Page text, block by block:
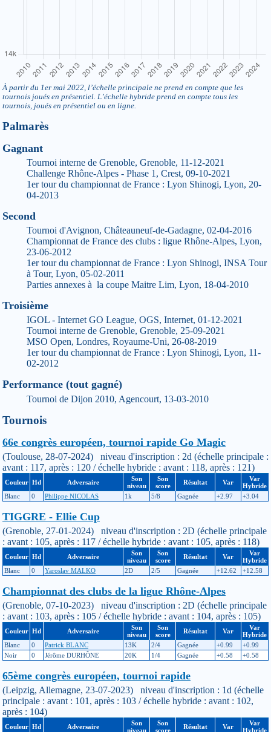
À partir du 1er mai 2022, l’échelle principale ne prend en compte que les
tournois joués en présentiel. L’échelle hybride prend en compte tous les
tournois, joués en présentiel ou en ligne.
Palmarès
Gagnant
Tournoi interne de Grenoble, Grenoble, 11-12-2021
Challenge Rhône-Alpes - Phase 1, Crest, 09-10-2021
1er tour du championnat de France : Lyon Shinogi, Lyon, 20-
04-2013
Second
Tournoi d'Avignon, Châteauneuf-de-Gadagne, 02-04-2016
Championnat de France des clubs : ligue Rhône-Alpes, Lyon,
23-06-2012
1er tour du championnat de France : Lyon Shinogi, INSA Tour
à Tour, Lyon, 05-02-2011
Parties annexes à la coupe Maitre Lim, Lyon, 18-04-2010
Troisième
IGOL - Internet GO League, OGS, Internet, 01-12-2021
Tournoi interne de Grenoble, Grenoble, 25-09-2021
MSO Open, Londres, Royaume-Uni, 26-08-2019
1er tour du championnat de France : Lyon Shinogi, Lyon, 11-
02-2012
Performance (tout gagné)
Tournoi de Dijon 2010, Agencourt, 13-03-2010
Tournois
66e congrès européen, tournoi rapide Go Magic
(Toulouse, 28-07-2024) niveau d'inscription : 2d (échelle principale :
avant : 117, après : 120 / échelle hybride : avant : 118, après : 121)
Couleur Hd Adversaire
Son
niveau
Son
score
Résultat Var
Var
Hybride
Blanc
0 Philippe NICOLAS 1k 5/8 Gagnée +2.97 +3.04
TIGGRE - Ellie Cup
(Grenoble, 27-01-2024) niveau d'inscription : 2D (échelle principale
: avant : 105, après : 117 / échelle hybride : avant : 105, après : 118)
Couleur Hd Adversaire
Son
niveau
Son
score
Résultat Var
Var
Hybride
Blanc
0 Yaroslav MALKO 2D 2/5 Gagnée +12.62 +12.58
Championnat des clubs de la ligue Rhône-Alpes
(Grenoble, 07-10-2023) niveau d'inscription : 2D (échelle principale
: avant : 103, après : 105 / échelle hybride : avant : 104, après : 105)
Couleur Hd Adversaire
Son
niveau
Son
score
Résultat Var
Var
Hybride
Blanc
0 Patrick BLANC 13K 2/4 Gagnée +0.99
+0.99
Noir
0 Jérôme DURHÔNE 20K 1/4 Gagnée +0.58 +0.58
65ème congrès européen, tournoi rapide
(Leipzig, Allemagne, 23-07-2023) niveau d'inscription : 1d (échelle
principale : avant : 101, après : 103 / échelle hybride : avant : 102,
après : 104)
Couleur Hd Adversaire
Son
niveau
Son
score
Résultat Var
Var
Hybride